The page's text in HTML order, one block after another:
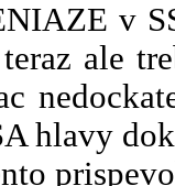
v
ale
hlavy